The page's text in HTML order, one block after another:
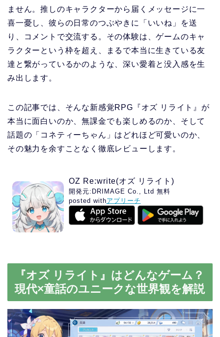
ません。推しのキャラクターから届くメッセージに一
喜一憂し、彼らの日常のつぶやきに「いいね」を送
り、コメントで交流する。その体験は、ゲームのキャ
ラクターという枠を超え、まるで本当に生きている友
達と繋がっているかのような、深い愛着と没入感を生
み出します。
この記事では、そんな新感覚RPG『オズ リライト』が
本当に面白いのか、無課金でも楽しめるのか、そして
話題の「コネティーちゃん」はどれほど可愛いのか、
その魅力を余すことなく徹底レビューします。
OZ Re:write(オズ リライト)
開発元: DRIMAGE Co., Ltd 無料
posted withアプリーチ
『オズ リライト』はどんなゲーム？
現代×童話のユニークな世界観を解説